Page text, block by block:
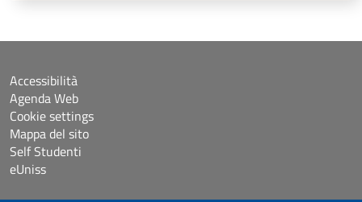
Accessibilità
Agenda Web
Cookie settings
Mappa del sito
Self Studenti
eUniss